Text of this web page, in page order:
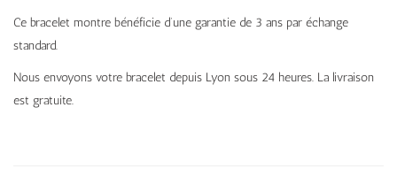
Ce bracelet montre bénéficie d’une garantie de 3 ans par échange
standard.
Nous envoyons votre bracelet depuis Lyon sous 24 heures. La livraison
est gratuite.